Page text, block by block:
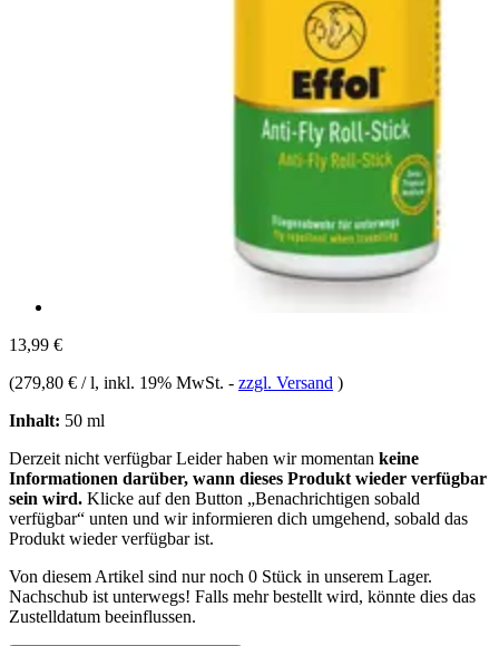
13,99 €
(279,80 € / l, inkl. 19% MwSt. - zzgl. Versand )
Inhalt: 50 ml
Derzeit nicht verfügbarLeider haben wir momentan keine
Informationen darüber, wann dieses Produkt wieder verfügbar
sein wird. Klicke auf den Button „Benachrichtigen sobald
verfügbar“ unten und wir informieren dich umgehend, sobald das
Produkt wieder verfügbar ist.
Von diesem Artikel sind nur noch 0 Stück in unserem Lager.
Nachschub ist unterwegs! Falls mehr bestellt wird, könnte dies das
Zustelldatum beeinflussen.